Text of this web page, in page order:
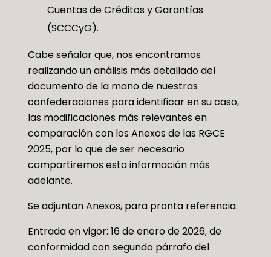
Cuentas de Créditos y Garantías
(SCCCyG).
Cabe señalar que, nos encontramos
realizando un análisis más detallado del
documento de la mano de nuestras
confederaciones para identificar en su caso,
las modificaciones más relevantes en
comparación con los Anexos de las RGCE
2025, por lo que de ser necesario
compartiremos esta información más
adelante.
Se adjuntan Anexos, para pronta referencia.
Entrada en vigor: 16 de enero de 2026, de
conformidad con segundo párrafo del